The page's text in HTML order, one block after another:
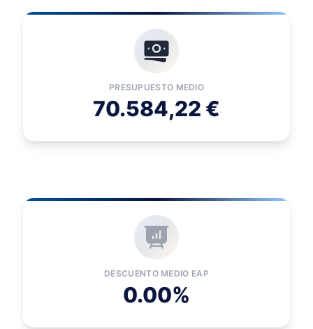
PRESUPUESTO MEDIO
70.584,22 €
DESCUENTO MEDIO EAP
0.00%